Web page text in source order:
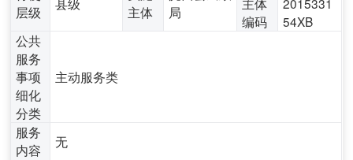
层级
主体
局
编码
54XB
公共
服务
事项
细化
分类
主动服务类
服务
内容
无